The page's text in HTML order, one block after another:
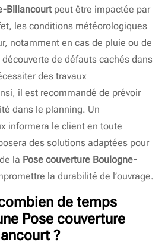
Billancourtpeut être impactée par
les conditions météorologiques
notamment en cas de pluie ou de
de défauts cachés dans
des travaux
il est recommandé de prévoir
dans le planning. Un
informera le client en toute
des solutions adaptées pour
la Pose couverture Boulogne-
la durabilité de l’ouvrage.
de temps
Pose couverture
?